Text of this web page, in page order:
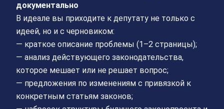
документально
В идеале вы приходите к депутату не только с
идеей, но и с черновиком:
— краткое описание проблемы (1–2 страницы);
— анализ действующего законодательства,
которое мешает или не решает вопрос;
— предложения по изменениям с привязкой к
конкретным статьям законов;